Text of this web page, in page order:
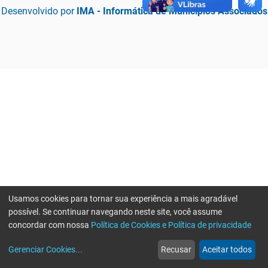
Desenvolvido por IMA - Informática de Municípios Associados
web
Notícias
more_horiz
Mais
Usamos cookies para tornar sua experiência a mais agradável
possível. Se continuar navegando neste site, você assume
concordar com nossa Política de Cookies e Política de privacidade
Gerenciar Cookies... Recusar Aceitar todos
Erro ao enviar informações, por favor tente novamente